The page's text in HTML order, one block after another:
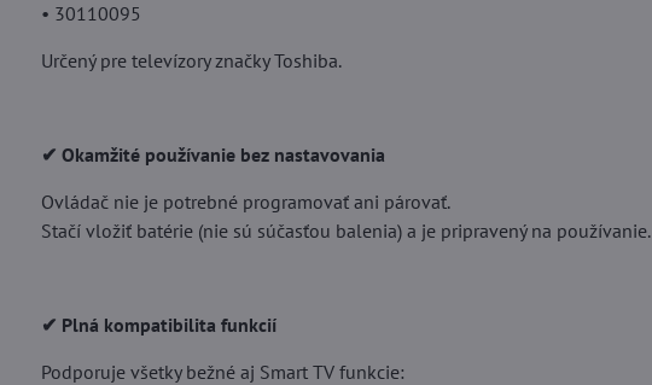
• 30110095
Určený pre televízory značky Toshiba.
✔ Okamžité používanie bez nastavovania
Ovládač nie je potrebné programovať ani párovať.
Stačí vložiť batérie (nie sú súčasťou balenia) a je pripravený na používanie.
✔ Plná kompatibilita funkcií
Podporuje všetky bežné aj Smart TV funkcie: